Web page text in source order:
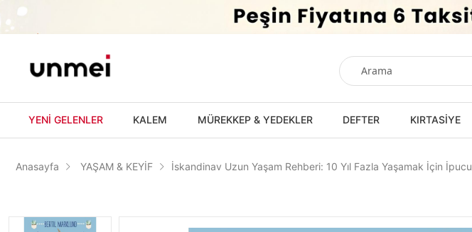
YENİ GELENLER KALEM MÜREKKEP & YEDEKLER DEFTER KIRTASİYE
Anasayfa YAŞAM & KEYİF İskandinav Uzun Yaşam Rehberi: 10 Yıl Fazla Yaşamak İçin İpucu